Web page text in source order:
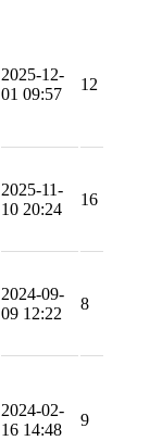
2025-12-
01 09:57
12
2025-11-
10 20:24
16
2024-09-
09 12:22
8
2024-02-
16 14:48
9